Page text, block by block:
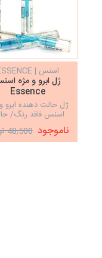
اسنس | ESSENCE
ژل ابرو و مژه
Essence
ژل حالت دهنده ابرو
اسنس فاقد رنگ/
ناموجود 48,500 تومان